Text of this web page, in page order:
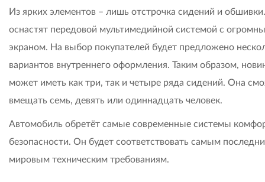
Из ярких элементов – лишь отстрочка сидений и
оснастят передовой мультимедийной системой с
экраном. На выбор покупателей будет предложено
вариантов внутреннего оформления. Таким образом,
может иметь как три, так и четыре ряда сидений. Она
вмещать семь, девять или одиннадцать человек.
Автомобиль обретёт самые современные системы
безопасности. Он будет соответствовать самым
мировым техническим требованиям.